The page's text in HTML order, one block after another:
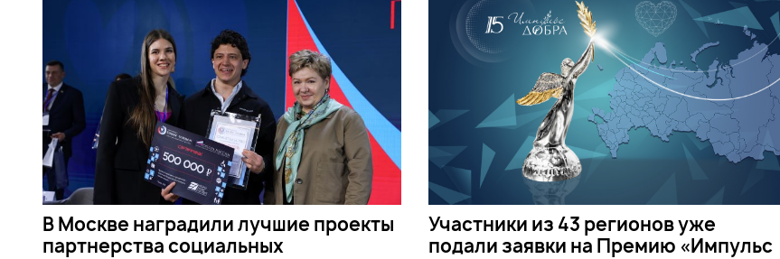
В Москве наградили лучшие проекты
партнерства социальных
Участники из 43 регионов уже
подали заявки на Премию «Импульс